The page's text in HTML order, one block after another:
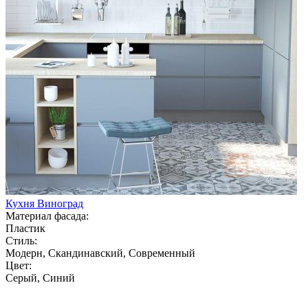
Кухня Виноград
Материал фасада:
Пластик
Стиль:
Модерн, Скандинавский, Современный
Цвет:
Серый, Синий